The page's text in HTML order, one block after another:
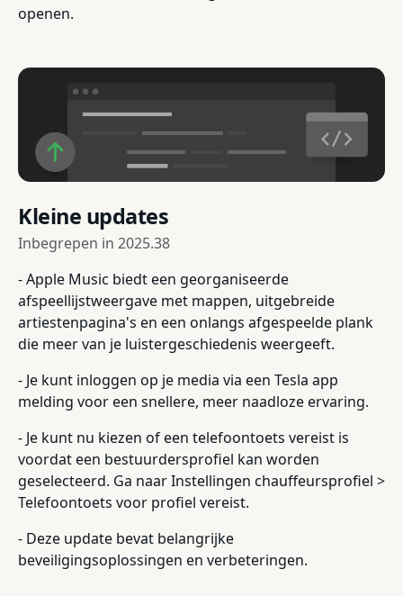
openen.
Kleine updates
Inbegrepen in 2025.38
- Apple Music biedt een georganiseerde
afspeellijstweergave met mappen, uitgebreide
artiestenpagina's en een onlangs afgespeelde plank
die meer van je luistergeschiedenis weergeeft.
- Je kunt inloggen op je media via een Tesla app
melding voor een snellere, meer naadloze ervaring.
- Je kunt nu kiezen of een telefoontoets vereist is
voordat een bestuurdersprofiel kan worden
geselecteerd. Ga naar Instellingen chauffeursprofiel >
Telefoontoets voor profiel vereist.
- Deze update bevat belangrijke
beveiligingsoplossingen en verbeteringen.